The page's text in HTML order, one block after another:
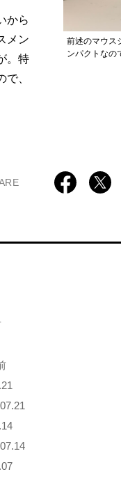
から
メン
。特
、
前述のマウス
ンパクトなの